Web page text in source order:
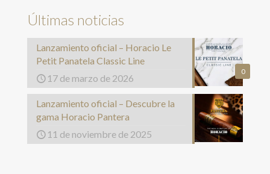
Últimas noticias
0
Lanzamiento oficial – Horacio Le
Petit Panatela Classic Line
17 de marzo de 2026
Lanzamiento oficial – Descubre la
gama Horacio Pantera
11 de noviembre de 2025